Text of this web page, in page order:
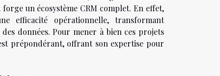
un écosystème CRM complet. En effet,
efficacité opérationnelle, transformant
données. Pour mener à bien ces projets
prépondérant, offrant son expertise pour